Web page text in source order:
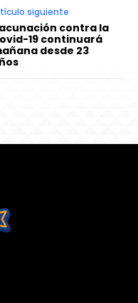
siguiente
contra la
19 continuará
desde 23